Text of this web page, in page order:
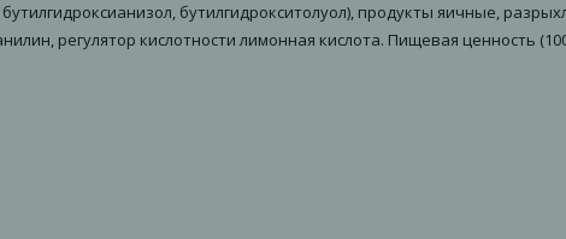
бутилгидрокситолуол), продукты яичные,
регулятор кислотности лимонная кислота. Пищевая ценность (100